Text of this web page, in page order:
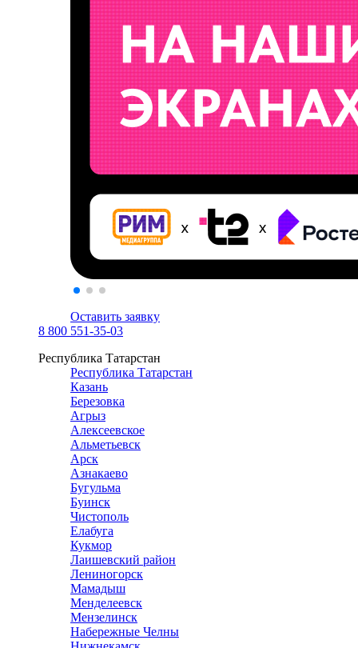
Оставить заявку
8 800 551-35-03
Республика Татарстан
Республика Татарстан
Казань
Березовка
Агрыз
Алексеевское
Альметьевск
Арск
Азнакаево
Бугульма
Буинск
Чистополь
Елабуга
Кукмор
Лаишевский район
Лениногорск
Мамадыш
Менделеевск
Мензелинск
Набережные Челны